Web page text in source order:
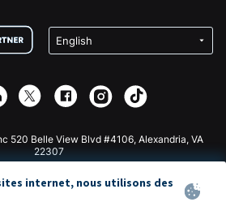
520 Belle View Blvd #4106, Alexandria, VA
22307
internet, nous utilisons des